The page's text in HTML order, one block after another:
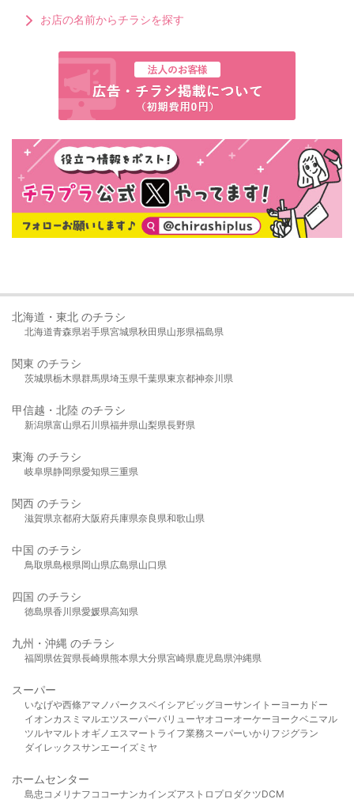
お店の名前からチラシを探す
北海道・東北 のチラシ
北海道青森県岩手県宮城県秋田県山形県福島県
関東 のチラシ
茨城県栃木県群馬県埼玉県千葉県東京都神奈川県
甲信越・北陸 のチラシ
新潟県富山県石川県福井県山梨県長野県
東海 のチラシ
岐阜県静岡県愛知県三重県
関西 のチラシ
滋賀県京都府大阪府兵庫県奈良県和歌山県
中国 のチラシ
鳥取県島根県岡山県広島県山口県
四国 のチラシ
徳島県香川県愛媛県高知県
九州・沖縄 のチラシ
福岡県佐賀県長崎県熊本県大分県宮崎県鹿児島県沖縄県
スーパー
いなげや西條アマノパークスベイシア ビッグヨーサンイトーヨーカドー
イオンカスミ マルエツスーパーバリューヤオコーオーケー ヨークベニマル
ツルヤマルト オギノ エスマート ライフ業務スーパーいかり フジグラン
ダイレックスサンエーイズミヤ
ホームセンター
島忠 コメリ ナフコ コーナンカインズアストロプロダクツDCM